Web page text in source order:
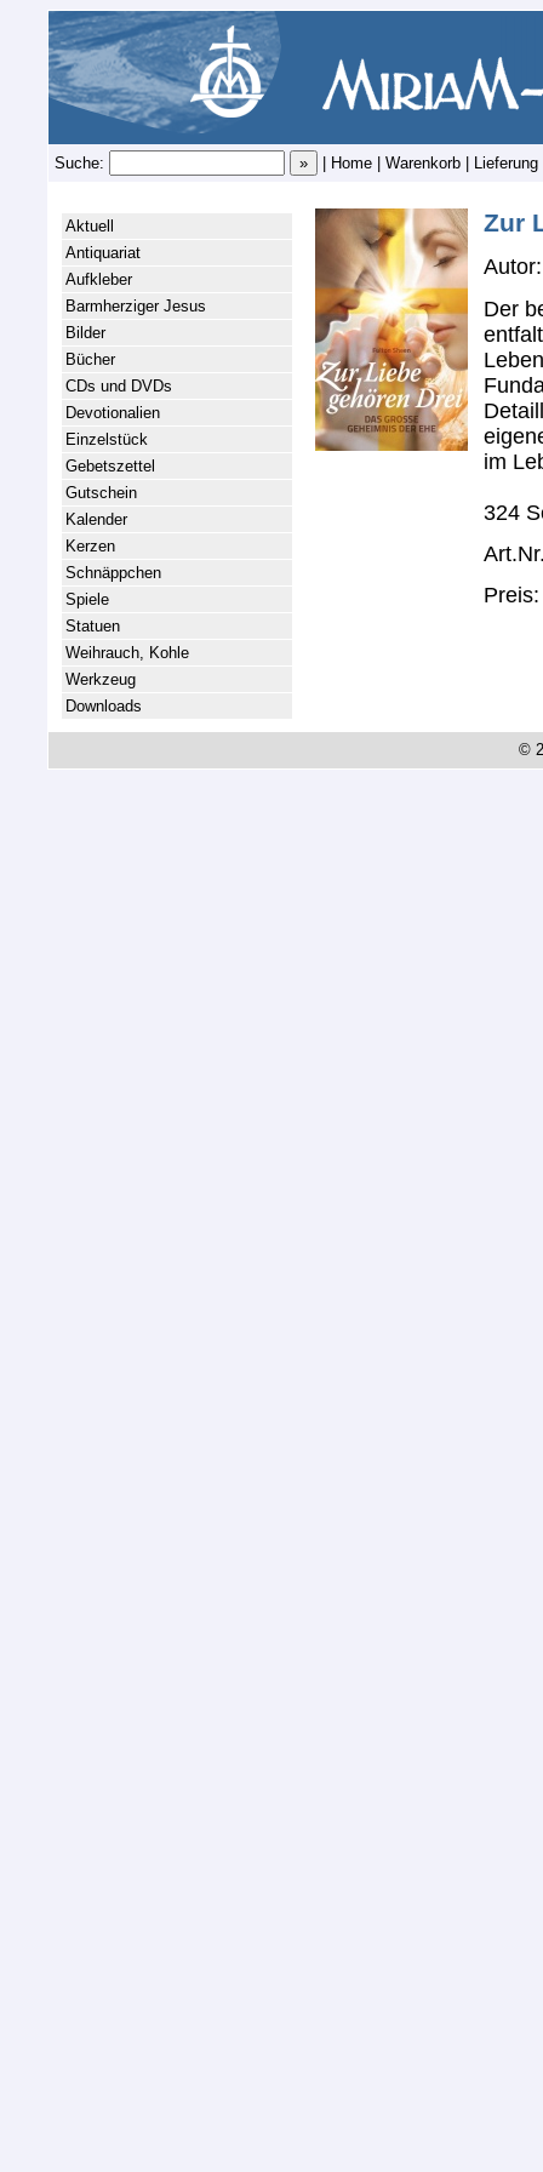
Suche: Home Warenkorb Lieferung
Aktuell
Antiquariat
Aufkleber
Barmherziger Jesus
Bilder
Bücher
CDs und DVDs
Devotionalien
Einzelstück
Gebetszettel
Gutschein
Kalender
Kerzen
Schnäppchen
Spiele
Statuen
Weihrauch, Kohle
Werkzeug
Downloads
Zur
Der
im
324
©